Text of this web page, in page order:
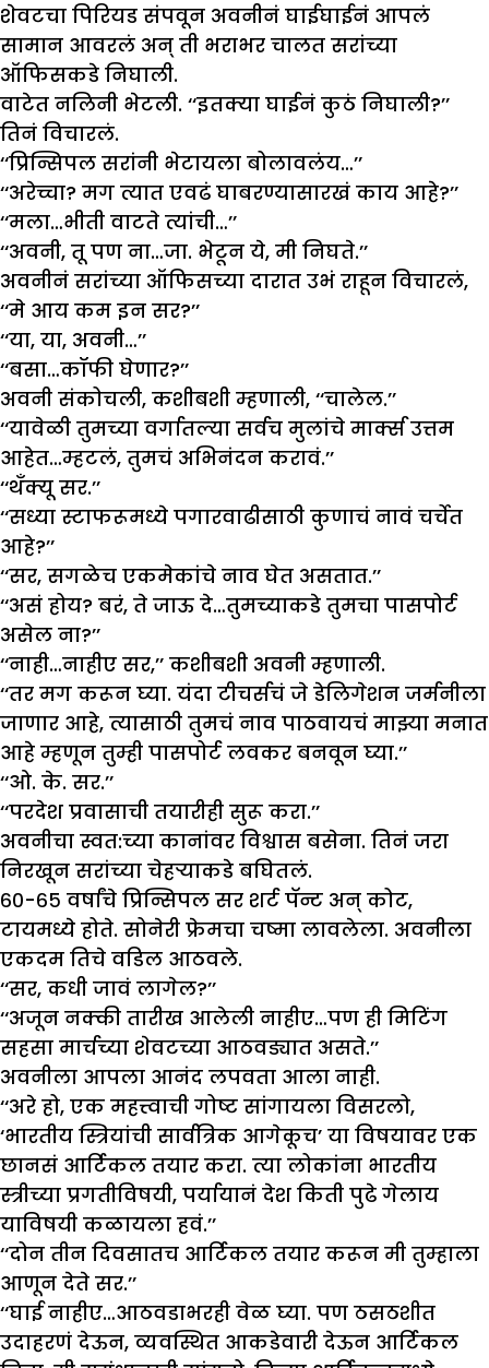
शेवटचा पिरियड संपवून अवनीनं घाईघाईनं आपलं
सामान आवरलं अन् ती भराभर चालत सरांच्या
ऑफिसकडे निघाली.
वाटेत नलिनी भेटली. ‘‘इतक्या घाईनं कुठं निघाली?’’
तिनं विचारलं.
‘‘प्रिन्सिपल सरांनी भेटायला बोलावलंय…’’
‘‘अरेच्चा? मग त्यात एवढं घाबरण्यासारखं काय आहे?’’
‘‘मला…भीती वाटते त्यांची…’’
‘‘अवनी, तू पण ना…जा. भेटून ये, मी निघते.’’
अवनीनं सरांच्या ऑफिसच्या दारात उभं राहून विचारलं,
‘‘मे आय कम इन सर?’’
‘‘या, या, अवनी…’’
‘‘बसा…कॉफी घेणार?’’
अवनी संकोचली, कशीबशी म्हणाली, ‘‘चालेल.’’
‘‘यावेळी तुमच्या वर्गातल्या सर्वच मुलांचे मार्क्स उत्तम
आहेत…म्हटलं, तुमचं अभिनंदन करावं.’’
‘‘थँक्यू सर.’’
‘‘सध्या स्टाफरूमध्ये पगारवाढीसाठी कुणाचं नावं चर्चेत
आहे?’’
‘‘सर, सगळेच एकमेकांचे नाव घेत असतात.’’
‘‘असं होय? बरं, ते जाऊ दे…तुमच्याकडे तुमचा पासपोर्ट
असेल ना?’’
‘‘नाही…नाहीए सर,’’ कशीबशी अवनी म्हणाली.
‘‘तर मग करून घ्या. यंदा टीचर्सचं जे डेलिगेशन जर्मनीला
जाणार आहे, त्यासाठी तुमचं नाव पाठवायचं माझ्या मनात
आहे म्हणून तुम्ही पासपोर्ट लवकर बनवून घ्या.’’
‘‘ओ. के. सर.’’
‘‘परदेश प्रवासाची तयारीही सुरू करा.’’
अवनीचा स्वत:च्या कानांवर विश्वास बसेना. तिनं जरा
निरखून सरांच्या चेहऱ्याकडे बघितलं.
६०-६५ वर्षांचे प्रिन्सिपल सर शर्ट पॅन्ट अन् कोट,
टायमध्ये होते. सोनेरी फ्रेमचा चष्मा लावलेला. अवनीला
एकदम तिचे वडिल आठवले.
‘‘सर, कधी जावं लागेल?’’
‘‘अजून नक्की तारीख आलेली नाहीए…पण ही मिटिंग
सहसा मार्चच्या शेवटच्या आठवड्यात असते.’’
अवनीला आपला आनंद लपवता आला नाही.
‘‘अरे हो, एक महत्त्वाची गोष्ट सांगायला विसरलो,
‘भारतीय स्त्रियांची सार्वत्रिक आगेकूच’ या विषयावर एक
छानसं आर्टिकल तयार करा. त्या लोकांना भारतीय
स्त्रीच्या प्रगतीविषयी, पर्यायानं देश किती पुढे गेलाय
याविषयी कळायला हवं.’’
‘‘दोन तीन दिवसातच आर्टिकल तयार करून मी तुम्हाला
आणून देते सर.’’
‘‘घाई नाहीए…आठवडाभरही वेळ घ्या. पण ठसठशीत
उदाहरणं देऊन, व्यवस्थित आकडेवारी देऊन आर्टिकल